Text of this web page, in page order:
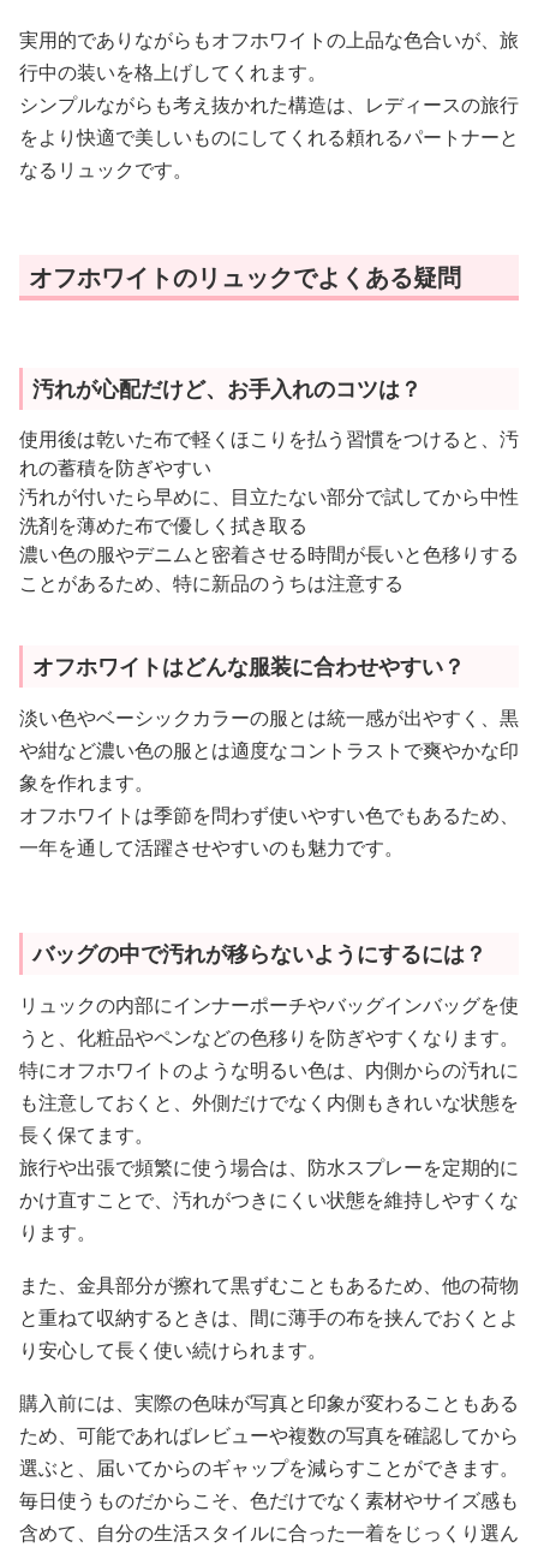
実用的でありながらもオフホワイトの上品な色合いが、旅
行中の装いを格上げしてくれます。
シンプルながらも考え抜かれた構造は、レディースの旅行
をより快適で美しいものにしてくれる頼れるパートナーと
なるリュックです。
オフホワイトのリュックでよくある疑問
汚れが心配だけど、お手入れのコツは？
使用後は乾いた布で軽くほこりを払う習慣をつけると、汚
れの蓄積を防ぎやすい
汚れが付いたら早めに、目立たない部分で試してから中性
洗剤を薄めた布で優しく拭き取る
濃い色の服やデニムと密着させる時間が長いと色移りする
ことがあるため、特に新品のうちは注意する
オフホワイトはどんな服装に合わせやすい？
淡い色やベーシックカラーの服とは統一感が出やすく、黒
や紺など濃い色の服とは適度なコントラストで爽やかな印
象を作れます。
オフホワイトは季節を問わず使いやすい色でもあるため、
一年を通して活躍させやすいのも魅力です。
バッグの中で汚れが移らないようにするには？
リュックの内部にインナーポーチやバッグインバッグを使
うと、化粧品やペンなどの色移りを防ぎやすくなります。
特にオフホワイトのような明るい色は、内側からの汚れに
も注意しておくと、外側だけでなく内側もきれいな状態を
長く保てます。
旅行や出張で頻繁に使う場合は、防水スプレーを定期的に
かけ直すことで、汚れがつきにくい状態を維持しやすくな
ります。
また、金具部分が擦れて黒ずむこともあるため、他の荷物
と重ねて収納するときは、間に薄手の布を挟んでおくとよ
り安心して長く使い続けられます。
購入前には、実際の色味が写真と印象が変わることもある
ため、可能であればレビューや複数の写真を確認してから
選ぶと、届いてからのギャップを減らすことができます。
毎日使うものだからこそ、色だけでなく素材やサイズ感も
含めて、自分の生活スタイルに合った一着をじっくり選ん